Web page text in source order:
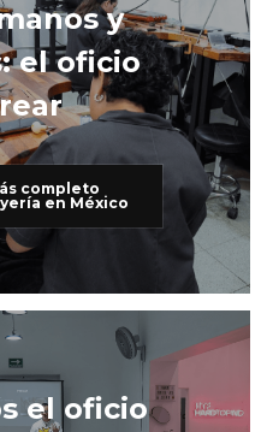
y
el oficio
completo
en México
el oficio